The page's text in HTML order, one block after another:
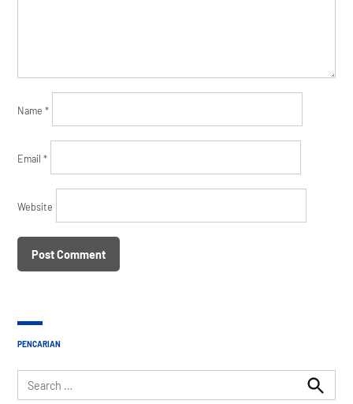
Name*
Email*
Website
PENCARIAN
Search
for:
Search